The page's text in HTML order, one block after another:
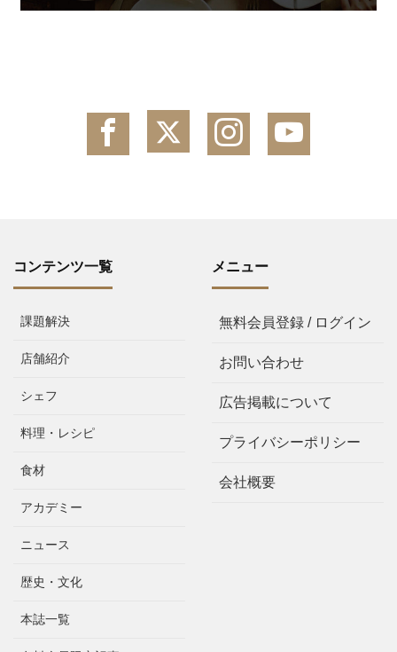
コンテンツ一覧
課題解決
店舗紹介
シェフ
料理・レシピ
食材
アカデミー
ニュース
歴史・文化
本誌一覧
メニュー
無料会員登録 / ログイン
お問い合わせ
広告掲載について
プライバシーポリシー
会社概要